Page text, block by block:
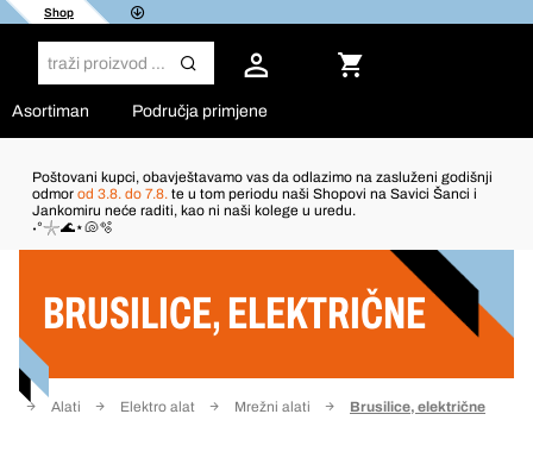
Shop
Asortiman Područja primjene
Poštovani kupci, obavještavamo vas da odlazimo na zasluženi godišnji
odmor od 3.8. do 7.8. te u tom periodu naši Shopovi na Savici Šanci i
Jankomiru neće raditi, kao ni naši kolege u uredu.
˖°𓇼🌊⋆🐚🫧
BRUSILICE, ELEKTRIČNE
Alati Elektro alat Mrežni alati Brusilice, električne
Filter